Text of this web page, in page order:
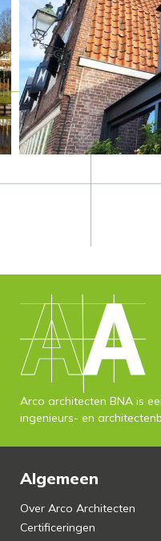
Arco architecten BNA is
ingenieurs- en
Algemeen
Over Arco Architecten
Certificeringen